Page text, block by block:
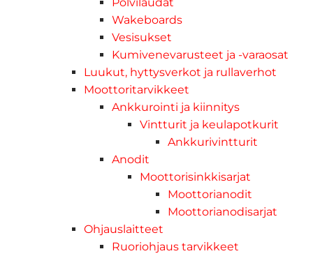
Wakeboards
Vesisukset
Kumivenevarusteet ja -varaosat
Luukut, hyttysverkot ja rullaverhot
Moottoritarvikkeet
Ankkurointi ja kiinnitys
Vintturit ja keulapotkurit
Ankkurivintturit
Anodit
Moottorisinkkisarjat
Moottorianodit
Moottorianodisarjat
Ohjauslaitteet
Ruoriohjaus tarvikkeet